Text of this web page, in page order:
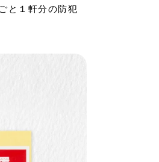
と１軒分の防犯